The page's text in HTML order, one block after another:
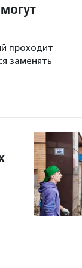
проходит
заменять